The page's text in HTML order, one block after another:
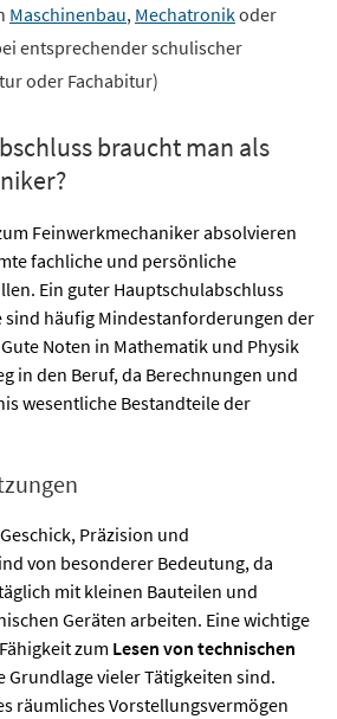
Maschinenbau, Mechatronikoder
entsprechender schulischer
oder Fachabitur)
braucht man als
Feinwerkmechaniker absolvieren
fachliche und persönliche
Ein guter Hauptschulabschluss
sind häufig Mindestanforderungen der
Noten in Mathematik und Physik
in den Beruf, da Berechnungen und
wesentliche Bestandteile der
Präzision und
von besonderer Bedeutung, da
mit kleinen Bauteilen und
Geräten arbeiten. Eine wichtige
zum Lesen von technischen
Grundlage vieler Tätigkeiten sind.
räumliches Vorstellungsvermögen